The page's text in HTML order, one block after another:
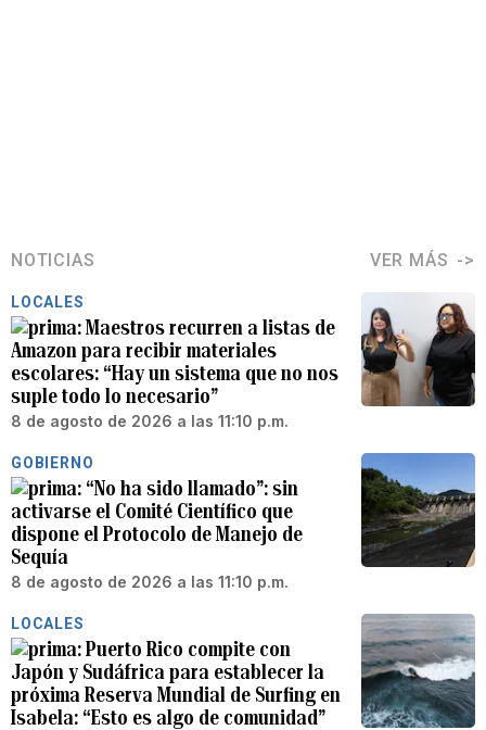
NOTICIAS VER MÁS
LOCALES
Maestros recurren a listas de
Amazon para recibir materiales
escolares: “Hay un sistema que no nos
suple todo lo necesario”
8 de agosto de 2026 a las 11:10 p.m.
GOBIERNO
“No ha sido llamado”: sin
activarse el Comité Científico que
dispone el Protocolo de Manejo de
Sequía
8 de agosto de 2026 a las 11:10 p.m.
LOCALES
Puerto Rico compite con
Japón y Sudáfrica para establecer la
próxima Reserva Mundial de Surfing en
Isabela: “Esto es algo de comunidad”